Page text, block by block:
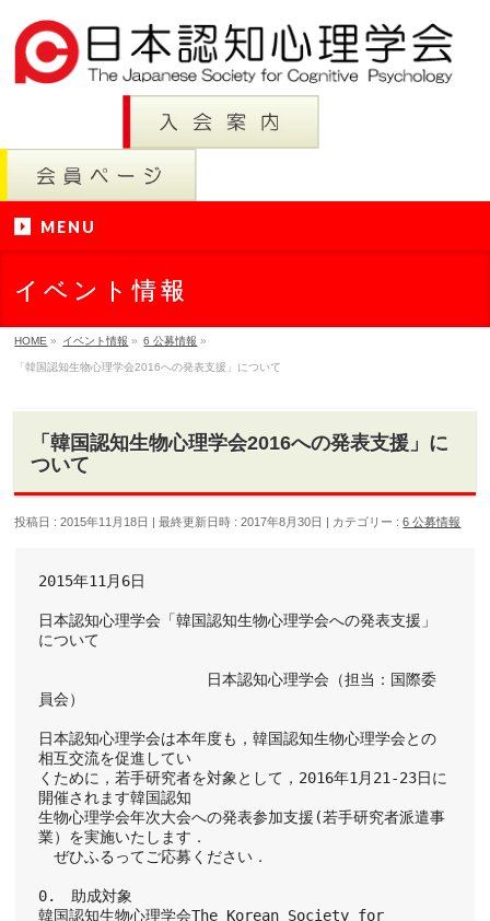
MENU
イベント情報
HOME » イベント情報 » 6 公募情報 »
「韓国認知生物心理学会2016への発表支援」について
「韓国認知生物心理学会2016への発表支援」に
ついて
投稿日 : 2015年11月18日 最終更新日時 : 2017年8月30日 カテゴリー :6 公募情報
2015年11月6日
日本認知心理学会「韓国認知生物心理学会への発表支援」
について
日本認知心理学会（担当：国際委
員会）
日本認知心理学会は本年度も，韓国認知生物心理学会との
相互交流を促進してい
くために，若手研究者を対象として，2016年1月21-23日に
開催されます韓国認知
生物心理学会年次大会への発表参加支援(若手研究者派遣事
業）を実施いたします．
ぜひふるってご応募ください．
0.　助成対象
韓国認知生物心理学会The Korean Society for